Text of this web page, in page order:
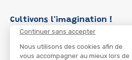
Continuer sans accepter
Nous utilisons des cookies afin de
vous accompagner au mieux lors de
Cultivons l'imagination !